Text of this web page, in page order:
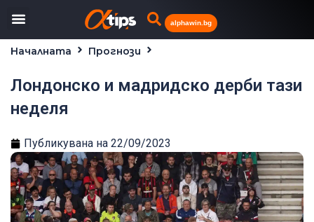
alphawin.bg
Началната
Прогнози
Лондонско и мадридско дерби тази
неделя
Публикувана на 22/09/2023